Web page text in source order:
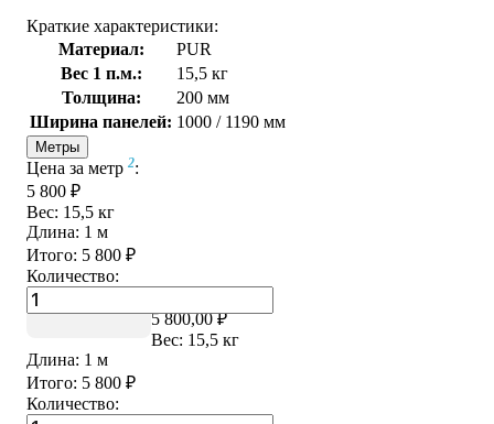
Краткие характеристики:
Материал:
PUR
Вес 1 п.м.:
15,5 кг
Толщина:
200 мм
Ширина панелей: 1000 / 1190 мм
Метры
Цена за метр 2:
5 800 ₽
Вес: 15,5 кг
Длина: 1 м
Итого: 5 800 ₽
Количество:
5 800,00 ₽
Вес: 15,5 кг
Длина: 1 м
Итого: 5 800 ₽
Количество: